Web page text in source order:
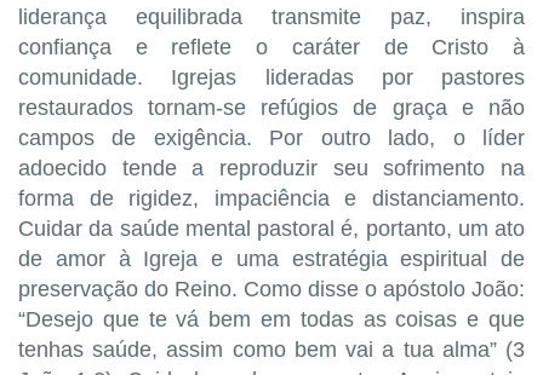
liderança equilibrada transmite paz, inspira
confiança e reflete o caráter de Cristo à
comunidade. Igrejas lideradas por pastores
restaurados tornam-se refúgios de graça e não
campos de exigência. Por outro lado, o líder
adoecido tende a reproduzir seu sofrimento na
forma de rigidez, impaciência e distanciamento.
Cuidar da saúde mental pastoral é, portanto, um ato
de amor à Igreja e uma estratégia espiritual de
preservação do Reino. Como disse o apóstolo João:
“Desejo que te vá bem em todas as coisas e que
tenhas saúde, assim como bem vai a tua alma” (3